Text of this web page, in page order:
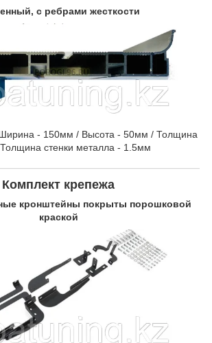
с ребрами жесткости
- 150мм / Высота - 50мм / Толщина
стенки металла - 1.5мм
Комплект крепежа
кронштейны покрыты порошковой
краской